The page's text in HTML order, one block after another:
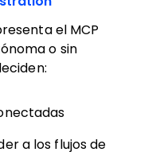
el MCP
o sin
a los flujos de